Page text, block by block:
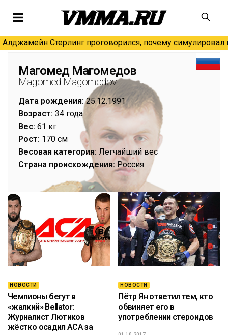
Алджамейн Стерлинг проговорился, почему симулировал
Магомед Магомедов
Magomed Magomedov
Дата рождения:25.12.1991
Возраст: 34 года
Вес: 61 кг
Рост: 170 см
Весовая категория: Легчайший вес
Страна происхождения: Россия
НОВОСТИ
Чемпионы бегут в
«жалкий» Bellator:
Журналист Лютиков
жёстко осадил ACA за
НОВОСТИ
Пётр Ян ответил тем, кто
обвиняет его в
употреблении стероидов